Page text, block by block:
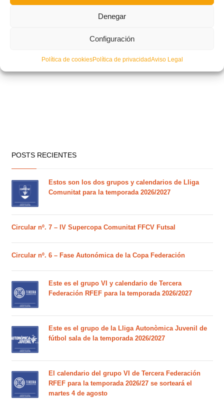
Denegar
Configuración
Política de cookiesPolítica de privacidadAviso Legal
POSTS RECIENTES
Estos son los dos grupos y calendarios de Lliga
Comunitat para la temporada 2026/2027
Circular nº. 7 – IV Supercopa Comunitat FFCV Futsal
Circular nº. 6 – Fase Autonómica de la Copa Federación
Este es el grupo VI y calendario de Tercera
Federación RFEF para la temporada 2026/2027
Este es el grupo de la Lliga Autonòmica Juvenil de
fútbol sala de la temporada 2026/2027
El calendario del grupo VI de Tercera Federación
RFEF para la temporada 2026/27 se sorteará el
martes 4 de agosto